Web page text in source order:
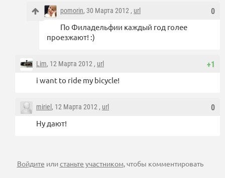
0
pomorin, 30 Марта 2012 , url
По Филадельфии каждый год голее
проезжают! :)
+1
Lim, 12 Марта 2012 , url
i want to ride my bicycle!
0
miriel , 12 Марта 2012 , url
Ну дают!
Войдите илистаньте участником, чтобы комментировать